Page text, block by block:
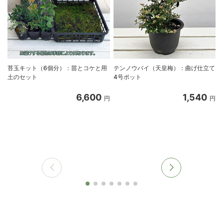
苔玉キット（6個分）：苗とコケと用
土のセット
6,600 円
テンノウバイ（天皇梅）：曲げ仕立て
4号ポット
1,540 円